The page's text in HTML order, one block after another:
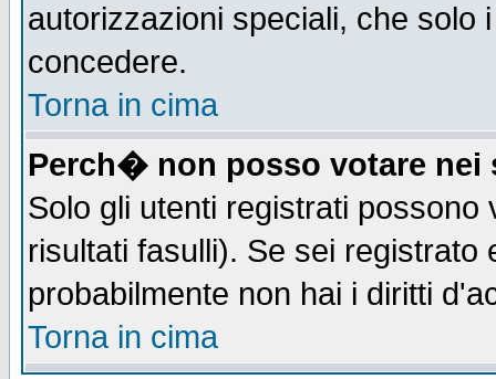
autorizzazioni speciali, che solo
concedere.
Torna in cima
Perch� non posso votare nei
Solo gli utenti registrati
risultati fasulli). Se sei
probabilmente non hai i diritti
Torna in cima